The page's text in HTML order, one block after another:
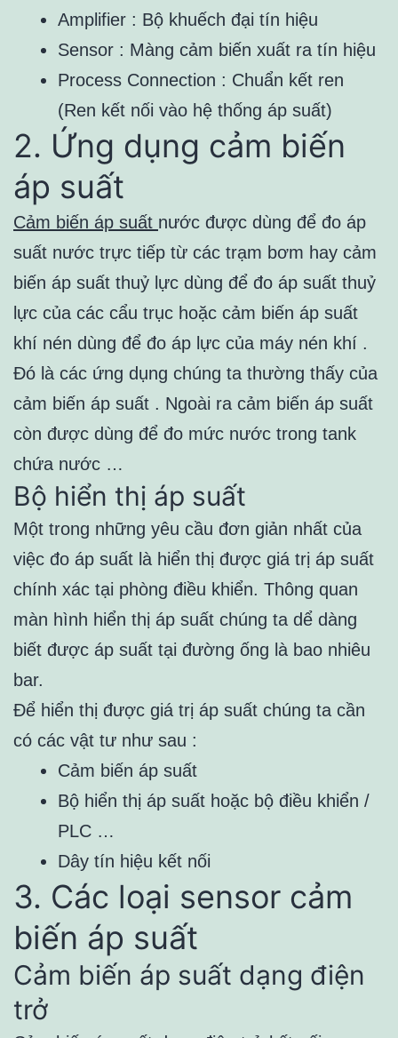
Amplifier : Bộ khuếch đại tín hiệu
Sensor : Màng cảm biến xuất ra tín hiệu
Process Connection : Chuẩn kết ren
(Ren kết nối vào hệ thống áp suất)
2. Ứng dụng cảm biến
áp suất
Cảm biến áp suất nước được dùng để đo áp
suất nước trực tiếp từ các trạm bơm hay cảm
biến áp suất thuỷ lực dùng để đo áp suất thuỷ
lực của các cẩu trục hoặc cảm biến áp suất
khí nén dùng để đo áp lực của máy nén khí .
Đó là các ứng dụng chúng ta thường thấy của
cảm biến áp suất . Ngoài ra cảm biến áp suất
còn được dùng để đo mức nước trong tank
chứa nước …
Bộ hiển thị áp suất
Một trong những yêu cầu đơn giản nhất của
việc đo áp suất là hiển thị được giá trị áp suất
chính xác tại phòng điều khiển. Thông quan
màn hình hiển thị áp suất chúng ta dể dàng
biết được áp suất tại đường ống là bao nhiêu
bar.
Để hiển thị được giá trị áp suất chúng ta cần
có các vật tư như sau :
Cảm biến áp suất
Bộ hiển thị áp suất hoặc bộ điều khiển /
PLC …
Dây tín hiệu kết nối
3. Các loại sensor cảm
biến áp suất
Cảm biến áp suất dạng điện
trở